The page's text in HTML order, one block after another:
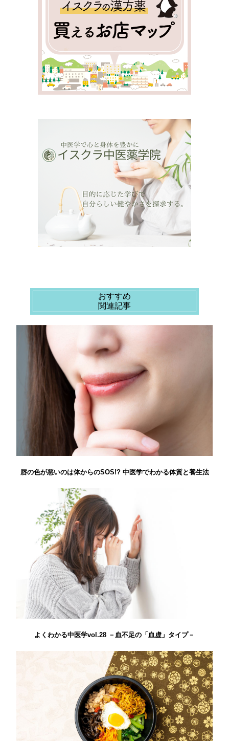
おすすめ
関連記事
唇の色が悪いのは体からのSOS!? 中医学でわかる体質と養生法
よくわかる中医学vol.28 －血不足の「血虚」タイプ－